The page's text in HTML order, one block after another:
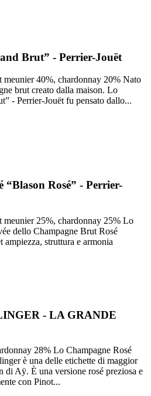
Brut” - Perrier-Jouët
40%, chardonnay 20% Nato
brut creato dalla maison. Lo
- Perrier-Jouët fu pensato dallo...
“Blason Rosé” - Perrier-
25%, chardonnay 25% Lo
dello Champagne Brut Rosé
ampiezza, struttura e armonia
- LA GRANDE
28% Lo Champagne Rosé
è una delle etichette di maggior
di Aÿ. È una versione rosé preziosa e
con Pinot...